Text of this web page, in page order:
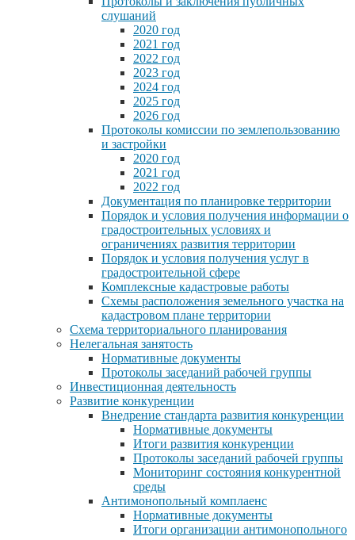
слушаний
2020 год
2021 год
2022 год
2023 год
2024 год
2025 год
2026 год
Протоколы комиссии по землепользованию
и застройки
2020 год
2021 год
2022 год
Документация по планировке территории
Порядок и условия получения информации о
градостроительных условиях и
ограничениях развития территории
Порядок и условия получения услуг в
градостроительной сфере
Комплексные кадастровые работы
Схемы расположения земельного участка на
кадастровом плане территории
Схема территориального планирования
Нелегальная занятость
Нормативные документы
Протоколы заседаний рабочей группы
Инвестиционная деятельность
Развитие конкуренции
Внедрение стандарта развития конкуренции
Нормативные документы
Итоги развития конкуренции
Протоколы заседаний рабочей группы
Мониторинг состояния конкурентной
среды
Антимонопольный комплаенс
Нормативные документы
Итоги организации антимонопольного